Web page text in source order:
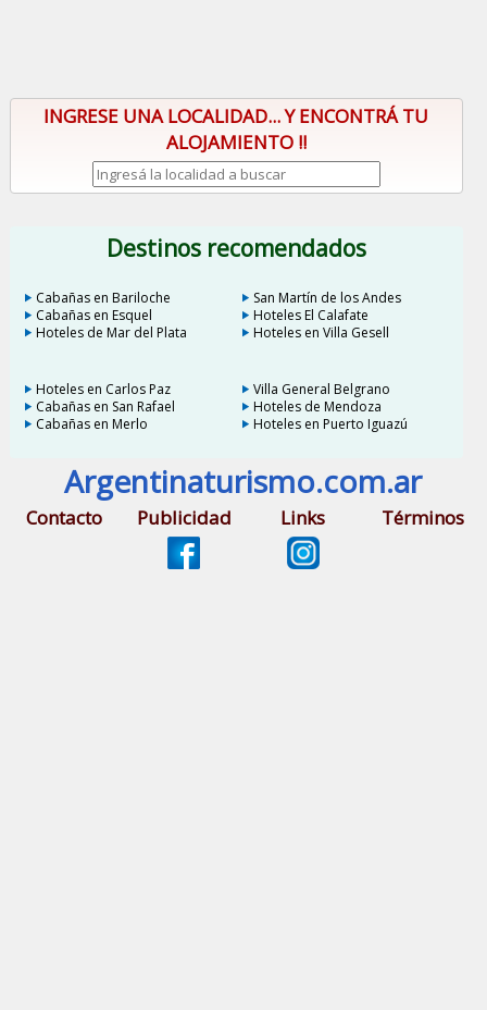
INGRESE UNA LOCALIDAD... Y ENCONTRÁ TU
ALOJAMIENTO !!
Destinos recomendados
Cabañas en Bariloche
San Martín de los Andes
Cabañas en Esquel
Hoteles El Calafate
Hoteles de Mar del Plata
Hoteles en Villa Gesell
Hoteles en Carlos Paz
Villa General Belgrano
Cabañas en San Rafael
Hoteles de Mendoza
Cabañas en Merlo
Hoteles en Puerto Iguazú
Argentinaturismo.com.ar
Contacto Publicidad Links Términos